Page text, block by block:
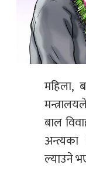
महिला,
बाल
अन्त्यका
ल्याउने